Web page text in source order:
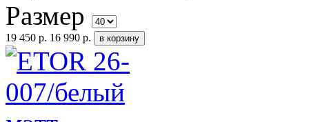
Размер
19 450 р. 16 990 р.